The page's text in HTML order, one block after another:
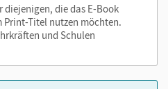
diejenigen, die das E-Book
Print-Titel nutzen möchten.
und Schulen